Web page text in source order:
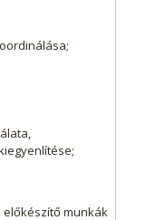
munkák